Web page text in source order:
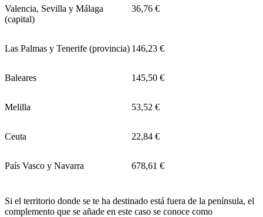
Valencia, Sevilla y Málaga
(capital)
36,76 €
Las Palmas y Tenerife (provincia) 146,23 €
Baleares 145,50 €
Melilla 53,52 €
Ceuta 22,84 €
País Vasco y Navarra 678,61 €
Si el territorio donde se te ha destinado está fuera de la península, el
complemento que se añade en este caso se conoce como